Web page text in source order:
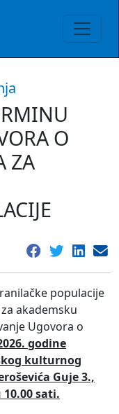
O
ZA
populacije
akademsku
Ugovora o
godine
kulturnog
Guje 3.,
sati.